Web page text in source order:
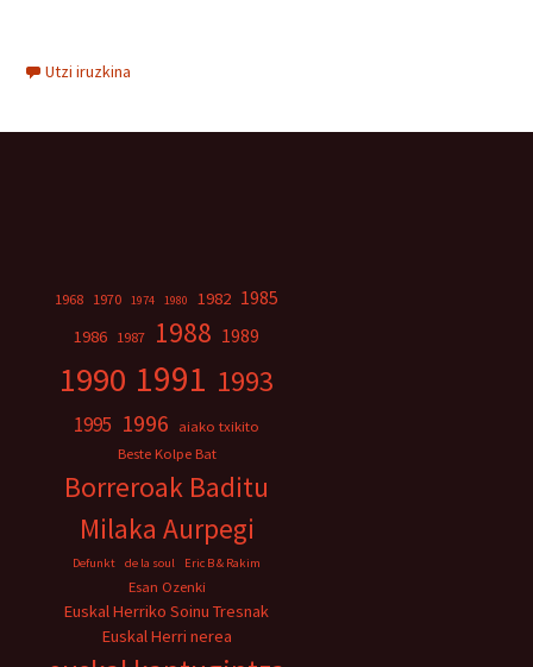
Utzi iruzkina
1968 1970 1974 1980 1982 1985
1986 1987 1988 1989
1990 1991 1993
1995 1996
aiako txikito
Beste Kolpe Bat
Borreroak Baditu
Milaka Aurpegi
Defunkt de la soul Eric B & Rakim
Esan Ozenki
Euskal Herriko Soinu Tresnak
Euskal Herri nerea